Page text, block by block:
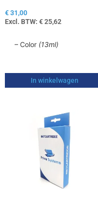
€31,00
Excl. BTW: €25,62
– Color (13ml)
In winkelwagen